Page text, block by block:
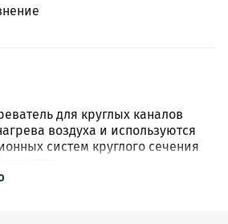
для круглых каналов
воздуха и используются
систем круглого сечения